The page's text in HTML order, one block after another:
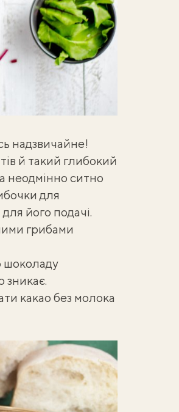
надзвичайне!
й такий глибокий
неодмінно ситно
для
для його подачі.
грибами
шоколаду
зникає.
какао без молока